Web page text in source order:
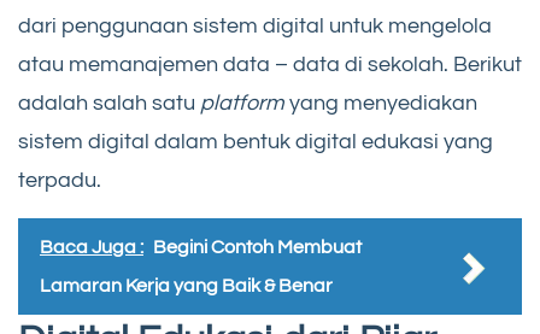
dari penggunaan sistem digital untuk mengelola
atau memanajemen data – data di sekolah. Berikut
adalah salah satu platform yang menyediakan
sistem digital dalam bentuk digital edukasi yang
terpadu.
Baca Juga : Begini Contoh Membuat
Lamaran Kerja yang Baik & Benar